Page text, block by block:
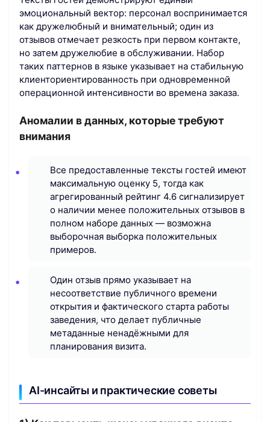
эмоциональный вектор: персонал воспринимается
как дружелюбный и внимательный; один из
отзывов отмечает резкость при первом контакте,
но затем дружелюбие в обслуживании. Набор
таких паттернов в языке указывает на стабильную
клиенториентированность при одновременной
операционной интенсивности во времена заказа.
Аномалии в данных, которые требуют
внимания
Все предоставленные тексты гостей имеют
максимальную оценку 5, тогда как
агрегированный рейтинг 4.6 сигнализирует
о наличии менее положительных отзывов в
полном наборе данных — возможна
выборочная выборка положительных
примеров.
Один отзыв прямо указывает на
несоответствие публичного времени
открытия и фактического старта работы
заведения, что делает публичные
метаданные ненадёжными для
планирования визита.
AI-инсайты и практические советы